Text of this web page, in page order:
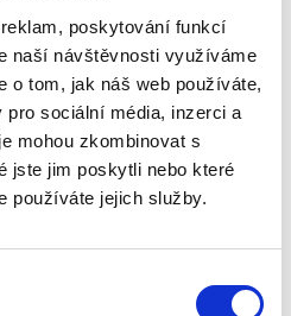
poskytování funkcí
naší návštěvnosti využíváme
o tom, jak náš web používáte,
sociální média, inzerci a
mohou zkombinovat s
jste jim poskytli nebo které
používáte jejich služby.
talíř o průměru 16 cm
z masivního dubového
je určený pro stylové
jídel a drobného
Každý kus je originál
a ručnímu zpracování.
odolné a vhodné pro
který se hodí do moderní i